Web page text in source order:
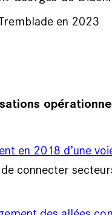
en 2023
en 2018 d’une
connecter